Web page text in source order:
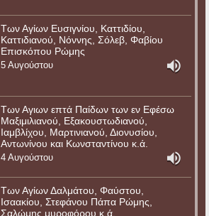
Των Αγίων Ευσιγνίου, Καττιδίου,
Καττιδιανού, Νόννης, Σόλεβ, Φαβίου
Επισκόπου Ρώμης
5 Αυγούστου
Των Αγιων επτά Παίδων των εν Εφέσω
Μαξιμιλιανού, Εξακουστωδιανού,
Ιαμβλίχου, Μαρτινιανού, Διονυσίου,
Αντωνίνου και Κωνσταντίνου κ.ά.
4 Αυγούστου
Των Αγίων Δαλμάτου, Φαύστου,
Ισαακίου, Στεφάνου Πάπα Ρώμης,
Σαλώμης μυροφόρου κ.ά.